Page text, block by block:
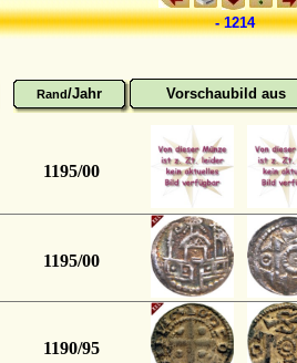
- 1214
Rand/Jahr Vorschaubild aus
1195/00
1195/00
1190/95